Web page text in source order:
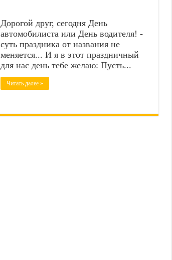
Дорогой друг, сегодня День
автомобилиста или День водителя! -
суть праздника от названия не
меняется... И я в этот праздничный
для нас день тебе желаю: Пусть...
Читать далее »